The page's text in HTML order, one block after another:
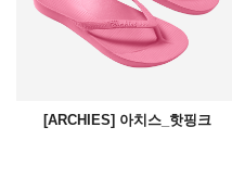
[ARCHIES] 아치스_핫핑크